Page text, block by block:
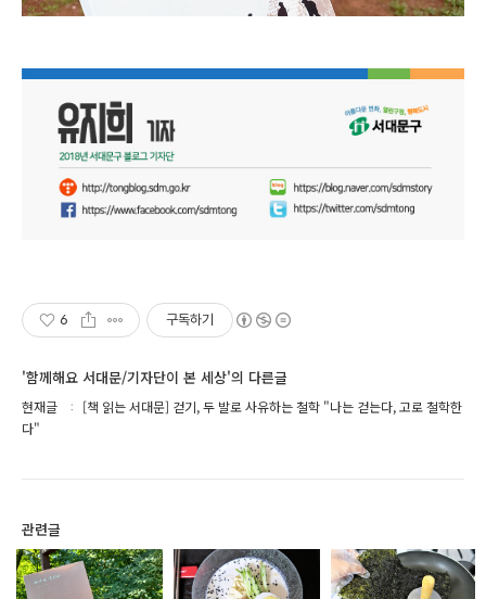
6 구독하기
'함께해요 서대문/기자단이 본 세상'의 다른글
현재글
[책 읽는 서대문] 걷기, 두 발로 사유하는 철학 "나는 걷는다, 고로 철학한
다"
관련글